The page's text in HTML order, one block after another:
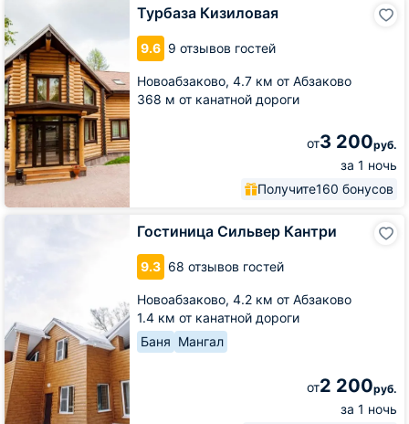
Турбаза Кизиловая
9.6 9 отзывов гостей
Новоабзаково, 4.7 км от Абзаково
368 м от канатной дороги
от3 200руб.
за 1 ночь
Получите160 бонусов
Кизиловая
Гостиница Сильвер Кантри
9.3 68 отзывов гостей
Новоабзаково, 4.2 км от Абзаково
1.4 км от канатной дороги
Баня Мангал
от2 200руб.
за 1 ночь